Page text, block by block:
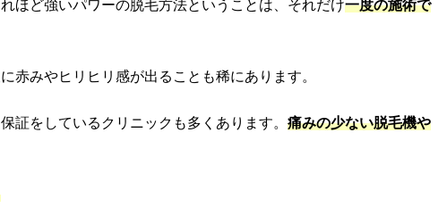
ほど強いパワーの脱毛方法ということは、それだけ一度の施術で
赤みやヒリヒリ感が出ることも稀にあります。
証をしているクリニックも多くあります。 痛みの少ない脱毛機や